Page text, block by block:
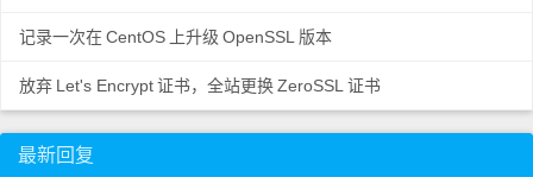
记录一次在CentOS 上升级 OpenSSL 版本
放弃 Let's Encrypt证书，全站更换ZeroSSL 证书
最新回复